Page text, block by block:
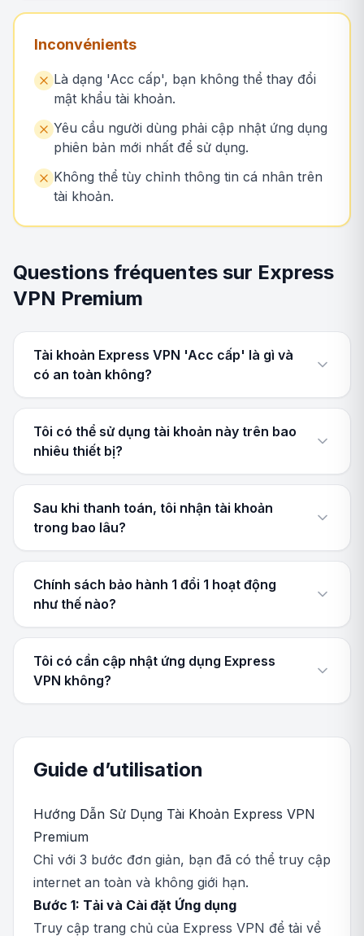
Inconvénients
Là dạng 'Acc cấp', bạn không thể thay đổi
mật khẩu tài khoản.
Yêu cầu người dùng phải cập nhật ứng dụng
phiên bản mới nhất để sử dụng.
Không thể tùy chỉnh thông tin cá nhân trên
tài khoản.
Questions fréquentes sur Express
VPN Premium
Tài khoản Express VPN 'Acc cấp' là gì và
có an toàn không?
Tôi có thể sử dụng tài khoản này trên bao
nhiêu thiết bị?
Sau khi thanh toán, tôi nhận tài khoản
trong bao lâu?
Chính sách bảo hành 1 đổi 1 hoạt động
như thế nào?
Tôi có cần cập nhật ứng dụng Express
VPN không?
Guide d’utilisation
Hướng Dẫn Sử Dụng Tài Khoản Express VPN
Premium
Chỉ với 3 bước đơn giản, bạn đã có thể truy cập
internet an toàn và không giới hạn.
Bước 1: Tải và Cài đặt Ứng dụng
Truy cập trang chủ của Express VPN để tải về